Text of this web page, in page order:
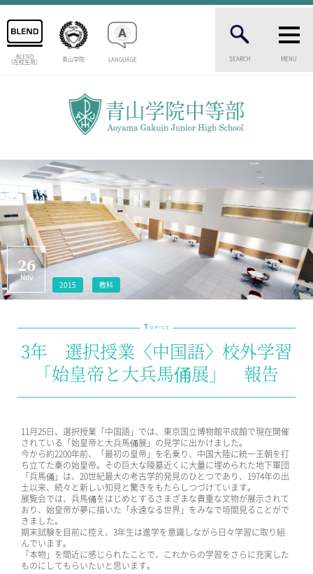
BLEND
（在校生用） 青山学院 LANGUAGE SEARCH MENU
中等部の歴史
特色ある教育
生徒数・教職員数
一貫校の流れ
卒業生インタビュー
校舎情報
メディアライブラリー
教育の特色・紹介
教育課程
教科学習
キリスト教教育
SCHOOL LIFE
スクールライフ
スクールカレンダー
1日の流れ
クラブ・同好会紹介
施設設備紹介
制服紹介
26
Nov
2015 教科
T OPICS
3年 選択授業〈中国語〉校外学習
「始皇帝と大兵馬俑展」 報告
11月25日、選択授業「中国語」では、東京国立博物館平成館で現在開催
されている「始皇帝と大兵馬俑展」の見学に出かけました。
今から約2200年前、「最初の皇帝」を名乗り、中国大陸に統一王朝を打
ち立てた秦の始皇帝。その巨大な陵墓近くに大量に埋められた地下軍団
「兵馬俑」は、20世紀最大の考古学的発見のひとつであり、1974年の出
土以来、続々と新しい知見と驚きをもたらしつづけています。
展覧会では、兵馬俑をはじめとするさまざまな貴重な文物が展示されて
おり、始皇帝が夢に描いた「永遠なる世界」をみなで垣間見ることがで
きました。
期末試験を目前に控え、3年生は進学を意識しながら日々学習に取り組
んでいます。
「本物」を間近に感じられたことで、これからの学習をさらに充実した
ものにしてもらいたいと思います。